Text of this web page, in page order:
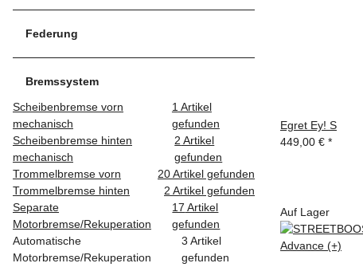
Egret Ey! S
449,00 € *
Auf Lager
Federung
Bremssystem
Scheibenbremse vorn
mechanisch
1 Artikel
gefunden
Scheibenbremse hinten
mechanisch
2 Artikel
gefunden
Trommelbremse vorn
20Artikel gefunden
Trommelbremse hinten
2 Artikel gefunden
Separate
Motorbremse/Rekuperation
17 Artikel
gefunden
Automatische
Motorbremse/Rekuperation
3 Artikel
gefunden